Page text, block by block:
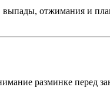
отжимания и
разминке перед